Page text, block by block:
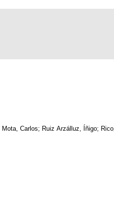
Carlos; Ruiz Arzálluz, Íñigo; Rico,